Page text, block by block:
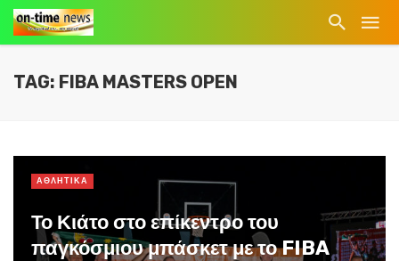
TAG: FIBA MASTERS OPEN
Το Κιάτο στο επίκεντρο του
παγκόσμιου μπάσκετ με το FIBA
ΑΘΛΗΤΙΚΑ